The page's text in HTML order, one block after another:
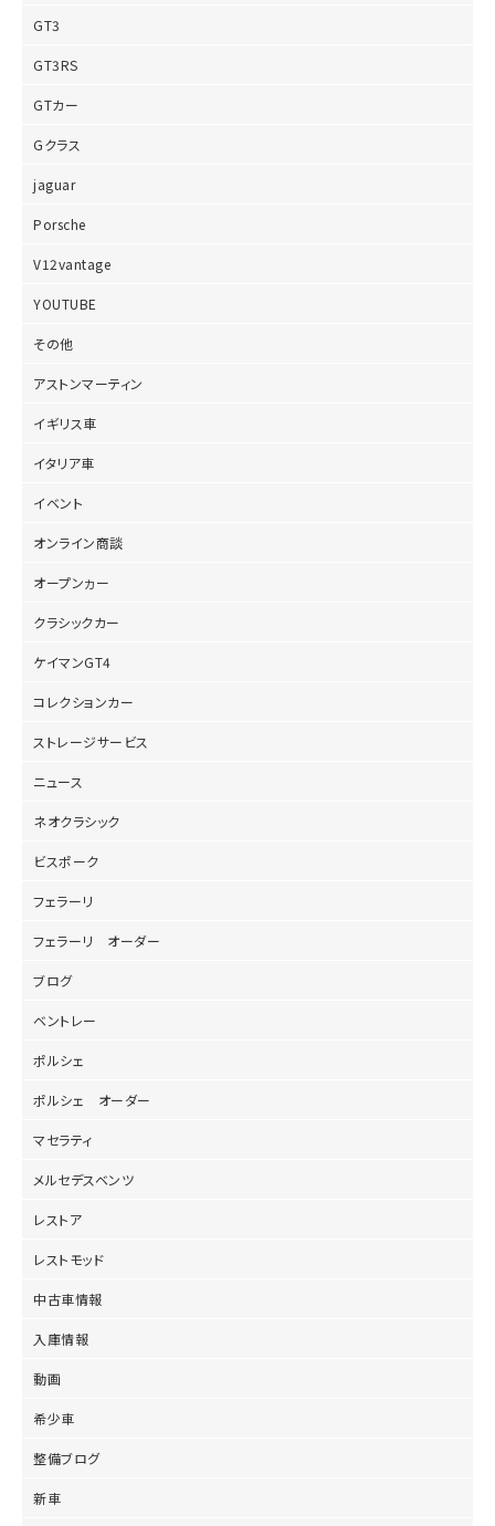
GT3
GT3RS
GTカー
Gクラス
jaguar
Porsche
V12vantage
YOUTUBE
その他
アストンマーティン
イギリス車
イタリア車
イベント
オンライン商談
オープンヵー
クラシックカー
ケイマンGT4
コレクションカー
ストレージサービス
ニュース
ネオクラシック
ビスポーク
フェラーリ
フェラーリ オーダー
ブログ
ベントレー
ポルシェ
ポルシェ オーダー
マセラティ
メルセデスベンツ
レストア
レストモッド
中古車情報
入庫情報
動画
希少車
整備ブログ
新車